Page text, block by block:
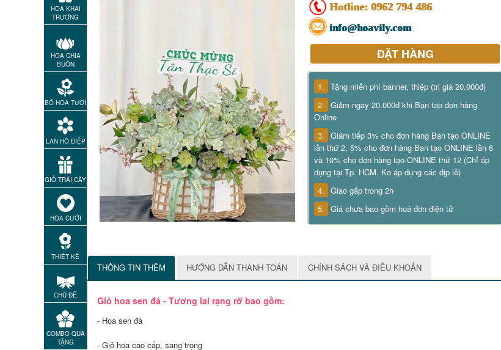
HOA KHAI
TRƯƠNG
HOA CHIA
BUỒN
BÓ HOA TƯƠI
LAN HỒ ĐIỆP
GIỎ TRÁI CÂY
HOA CƯỚI
THIẾT KẾ
CHỦ ĐỀ
COMBO QUÀ
TẶNG
Hotline: 0962 794 486
info@hoavily.com
ĐẶT HÀNG
1. Tặng miễn phí banner, thiệp (trị giá 20.000đ)
2. Giảm ngay 20.000đ khi Bạn tạo đơn hàng
Online
3. Giảm tiếp 3% cho đơn hàng Bạn tạo ONLINE
lần thứ 2, 5% cho đơn hàng Bạn tạo ONLINE lần 6
và 10% cho đơn hàng tạo ONLINE thứ 12 (Chỉ áp
dụng tại Tp. HCM, Ko áp dụng các dịp lễ)
4. Giao gấp trong 2h
5. Giá chưa bao gồm hoá đơn điện tử
THÔNG TIN THÊM HƯỚNG DẪN THANH TOÁN CHÍNH SÁCH VÀ ĐIỀU KHOẢN
Giỏ hoa sen đá - Tương lai rạng rỡ bao gồm:
- Hoa sen đá
- Giỏ hoa cao cấp, sang trọng